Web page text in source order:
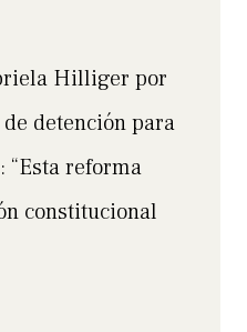
Hilliger por
detención para
“Esta reforma
constitucional